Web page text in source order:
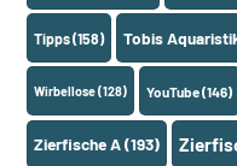
Tipps(158) Tobis
Wirbellose(128) YouTube(146)
Zierfische A(193)